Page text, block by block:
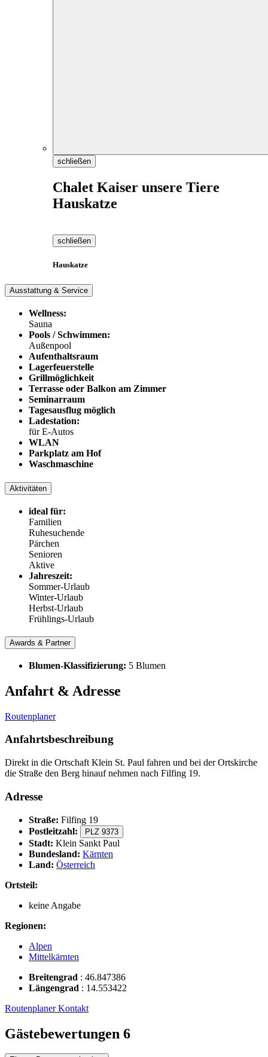
schließen
Chalet Kaiser unsere Tiere
Hauskatze
schließen
Hauskatze
Ausstattung & Service
Wellness:
Sauna
Pools / Schwimmen:
Außenpool
Aufenthaltsraum
Lagerfeuerstelle
Grillmöglichkeit
Terrasse oder Balkon am Zimmer
Seminarraum
Tagesausflug möglich
Ladestation:
für E-Autos
WLAN
Parkplatz am Hof
Waschmaschine
Aktivitäten
ideal für:
Familien
Ruhesuchende
Pärchen
Senioren
Aktive
Jahreszeit:
Sommer-Urlaub
Winter-Urlaub
Herbst-Urlaub
Frühlings-Urlaub
Awards & Partner
Blumen-Klassifizierung: 5 Blumen
Anfahrt & Adresse
Routenplaner
Anfahrtsbeschreibung
Direkt in die Ortschaft Klein St. Paul fahren und bei der Ortskirche
die Straße den Berg hinauf nehmen nach Filfing 19.
Adresse
Straße: Filfing 19
Postleitzahl:
PLZ 9373
Stadt: Klein Sankt Paul
Bundesland: Kärnten
Land: Österreich
Ortsteil:
keine Angabe
Regionen:
Alpen
Mittelkärnten
Breitengrad : 46.847386
Längengrad : 14.553422
RoutenplanerKontakt
Gästebewertungen 6